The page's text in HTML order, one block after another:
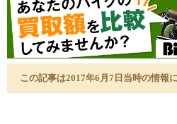
この記事は2017年6月7日当時の情報